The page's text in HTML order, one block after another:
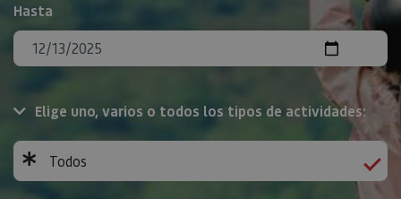
Hasta
Elige uno, varios o todos los tipos de actividades:
Todos